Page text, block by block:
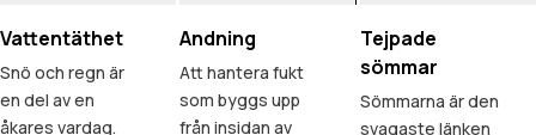
Vattentäthet
Snö och regn är
en del av en
åkares vardag.
Andning
Att hantera fukt
som byggs upp
från insidan av
Tejpade
sömmar
Sömmarna är den
svagaste länken